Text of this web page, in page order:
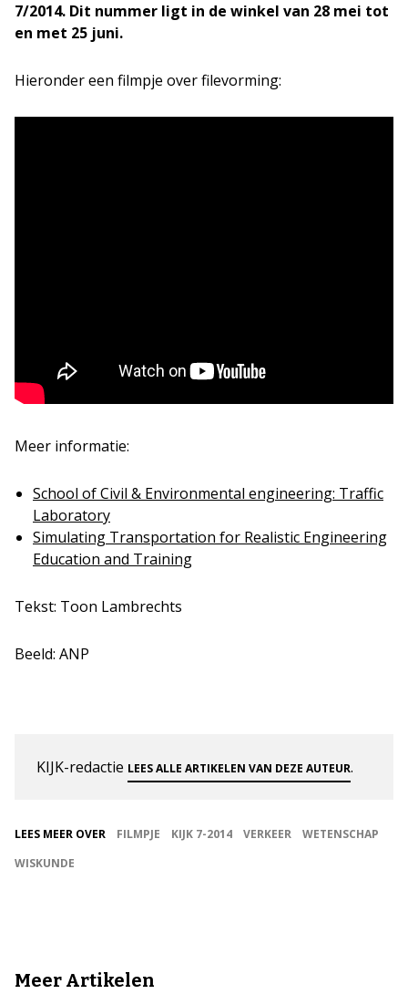
7/2014. Dit nummer ligt in de winkel van 28 mei tot
en met 25 juni.
Hieronder een filmpje over filevorming:
Meer informatie:
School of Civil & Environmental engineering: Traffic
Laboratory
Simulating Transportation for Realistic Engineering
Education and Training
Tekst: Toon Lambrechts
Beeld: ANP
KIJK-redactie LEES ALLE ARTIKELEN VAN DEZE AUTEUR.
LEES MEER OVER FILMPJE KIJK 7-2014 VERKEER
WETENSCHAP
WISKUNDE
Meer Artikelen